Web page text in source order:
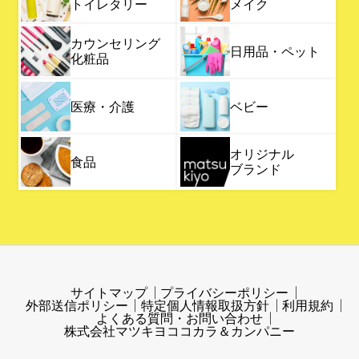
トイレタリー メイク
カウンセリング
化粧品
日用品・ペット
医療・介護 ベビー
食品
オリジナル
ブランド
サイトマップ
プライバシーポリシー
外部送信ポリシー
特定個人情報取扱方針
利用規約
よくある質問・お問い合わせ
株式会社マツキヨココカラ＆カンパニー